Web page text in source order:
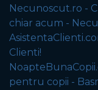
Necunoscut.ro -
chiar acum -
Clienti!
pentru copii -